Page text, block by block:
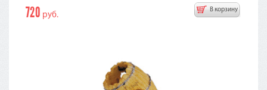
В корзину
720 руб.